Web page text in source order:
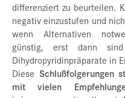
differenziert zu beurteilen.
negativ einzustufen und
wenn Alternativen
günstig, erst dann
Dihydropyridinpräparate in
Diese Schlußfolgerungen
mit vielen